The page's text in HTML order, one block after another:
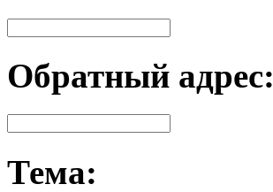
Обратный адрес:
Тема: